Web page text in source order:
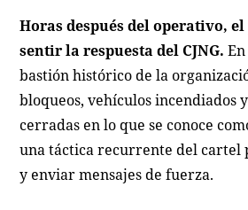
Horas después del operativo, el
sentir la respuesta del CJNG.
bastión histórico de la
bloqueos, vehículos incendiados
cerradas en lo que se conoce
una táctica recurrente del cartel
y enviar mensajes de fuerza.